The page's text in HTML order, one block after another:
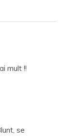
mult !!
se